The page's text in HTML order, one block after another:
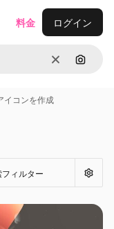
消去 画像で
料金 ログイン
イコンを作成
ィルター